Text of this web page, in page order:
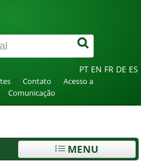
Canais
PT EN FR DE ES
Contato
Acesso a
Comunicação
MENU